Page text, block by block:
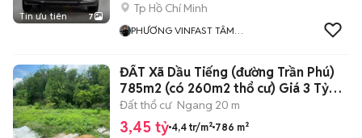
Tin ưu tiên 7
Tp Hồ Chí Minh
PHƯƠNG VINFAST TÂM
ĐẤT Xã Dầu Tiếng (đường Trần Phú)
785m2 (có 260m2 thổ cư) Giá 3 Tỷ
450
Đất thổ cư Ngang 20 m
3,45 tỷ 4,4 tr/m² 786 m²